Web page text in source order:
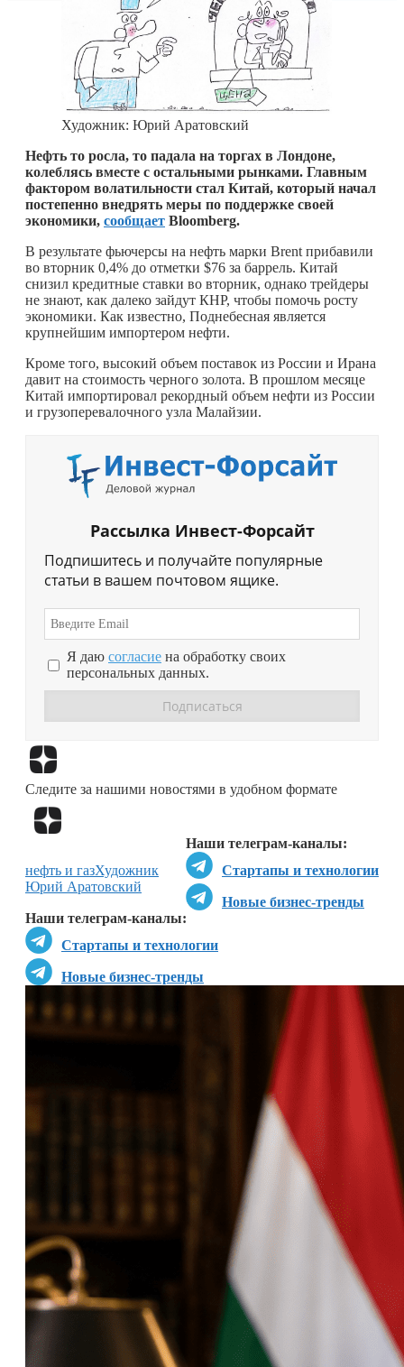
Художник: Юрий Аратовский
Нефть то росла, то падала на торгах в Лондоне,
колеблясь вместе с остальными рынками. Главным
фактором волатильности стал Китай, который начал
постепенно внедрять меры по поддержке своей
экономики, сообщает Bloomberg.
В результате фьючерсы на нефть марки Brent прибавили
во вторник 0,4% до отметки $76 за баррель. Китай
снизил кредитные ставки во вторник, однако трейдеры
не знают, как далеко зайдут КНР, чтобы помочь росту
экономики. Как известно, Поднебесная является
крупнейшим импортером нефти.
Кроме того, высокий объем поставок из России и Ирана
давит на стоимость черного золота. В прошлом месяце
Китай импортировал рекордный объем нефти из России
и грузоперевалочного узла Малайзии.
Рассылка Инвест-Форсайт
Подпишитесь и получайте популярные
статьи в вашем почтовом ящике.
Я даю согласие на обработку своих
персональных данных.
Следите за нашими новостями в удобном формате
Наши телеграм-каналы:
Стартапы и технологии
Новые бизнес-тренды
Наши телеграм-каналы:
Стартапы и технологии
Новые бизнес-тренды
нефть и газХудожник
Юрий Аратовский